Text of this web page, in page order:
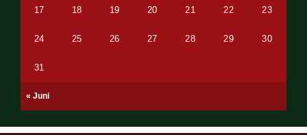
« Juni
17 18 19 20 21 22 23
24 25 26 27 28 29 30
31